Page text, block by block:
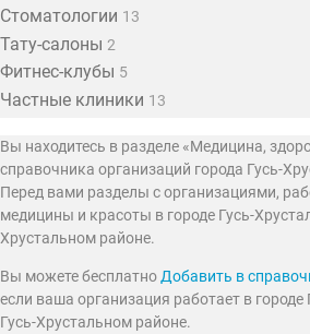
Стоматологии 13
Тату-салоны 2
Фитнес-клубы 5
Частные клиники 13
Вы находитесь в разделе «Медицина,
справочника организаций города Гусь-
Перед вами разделы с организациями,
медицины и красоты в городе Гусь-
Хрустальном районе.
Вы можете бесплатноДобавить в
если ваша организация работает в
Гусь-Хрустальном районе.